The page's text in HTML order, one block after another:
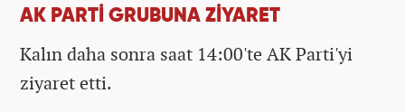
AK PARTİ GRUBUNA ZİYARET
Kalın daha sonra saat 14:00'te AK Parti'yi
ziyaret etti.